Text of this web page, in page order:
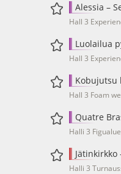
Alessia –
Hall 3
Luolailua
Hall 3
Kobujutsu
Hall 3 Foam
Quatre
Halli 3
Halli 3